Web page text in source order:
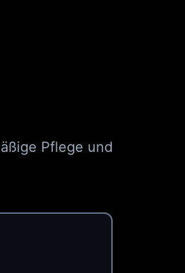
Pflege und